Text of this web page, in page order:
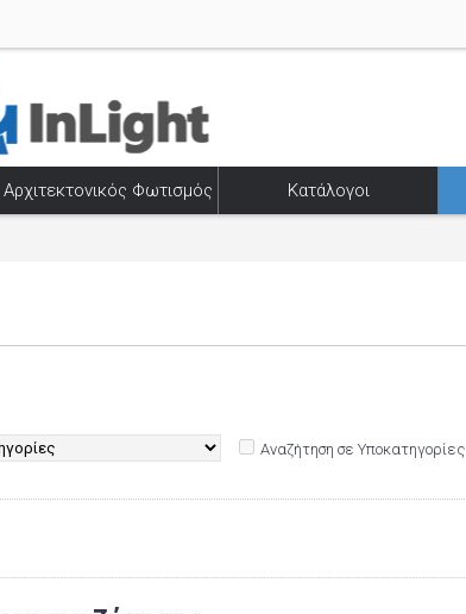
Αρχιτεκτονικός Φωτισμός Κατάλογοι
Αναζήτηση σε Υποκατηγορίες